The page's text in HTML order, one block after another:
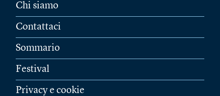
Chi siamo
Contattaci
Sommario
Festival
Privacy e cookie